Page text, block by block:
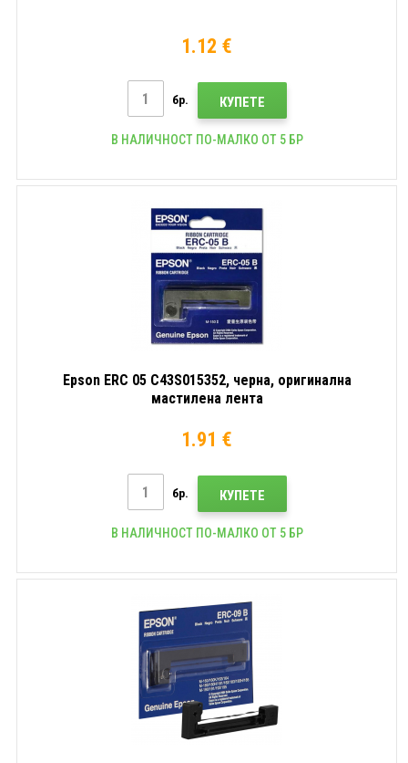
1.12 €
бр. КУПЕТЕ
В НАЛИЧНОСТ ПО-МАЛКО ОТ 5 БР
Epson ERC 05 C43S015352, черна, оригинална
мастилена лента
1.91 €
бр. КУПЕТЕ
В НАЛИЧНОСТ ПО-МАЛКО ОТ 5 БР